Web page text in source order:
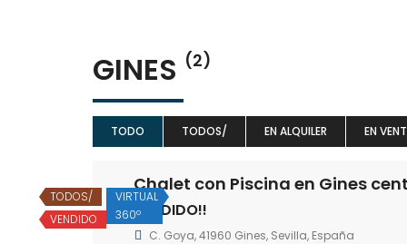
GINES (2)
TODO TODOS/ EN ALQUILER EN
VIRTUAL
360º
TODOS/
VENDIDO
Chalet con Piscina en Gines
VENDIDO!!
C. Goya, 41960 Gines, Sevilla, España